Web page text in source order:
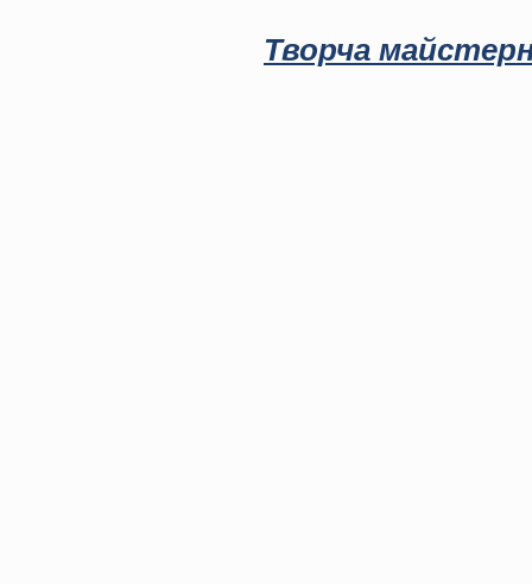
Творча